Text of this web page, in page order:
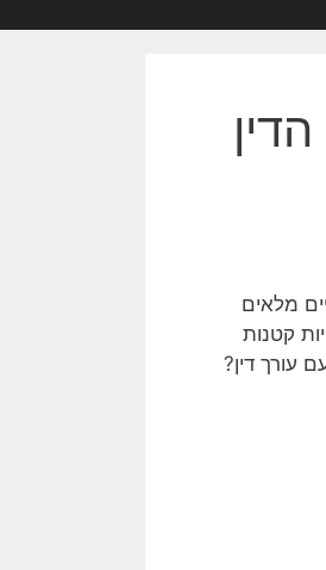
מלאים
קטנות
עורך דין?